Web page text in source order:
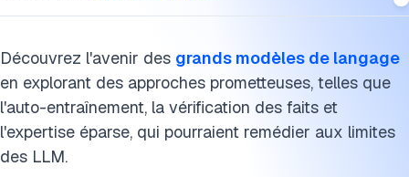
Découvrez l'avenir des grands modèles de langage
en explorant des approches prometteuses, telles que
l'auto-entraînement, la vérification des faits et
l'expertise éparse, qui pourraient remédier aux limites
des LLM.